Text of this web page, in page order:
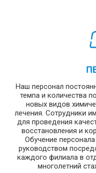
Наш персонал
темпа и количества
новых видов
лечения. Сотрудники
для проведения
восстановления и
Обучение
руководством
каждого филиала в
многолетний